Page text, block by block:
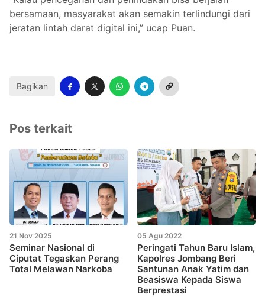
bersamaan, masyarakat akan semakin terlindungi dari
jeratan lintah darat digital ini,” ucap Puan.
Bagikan
Pos terkait
21 Nov 2025
Seminar Nasional di
Ciputat Tegaskan Perang
Total Melawan Narkoba
05 Agu 2022
Peringati Tahun Baru Islam,
Kapolres Jombang Beri
Santunan Anak Yatim dan
Beasiswa Kepada Siswa
Berprestasi